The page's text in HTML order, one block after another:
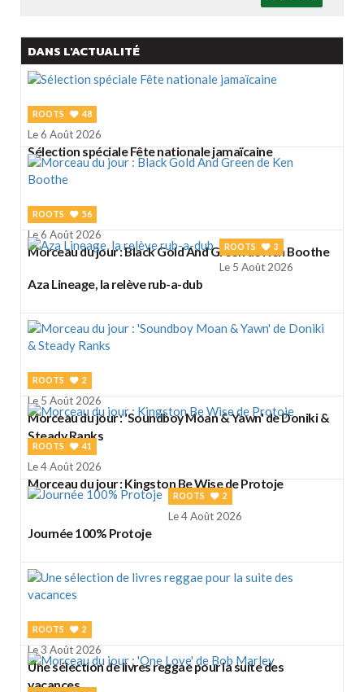
DANS L'ACTUALITÉ
ROOTS 48
Le 6 Août 2026
Sélection spéciale Fête nationale jamaïcaine
ROOTS 56
Le 6 Août 2026
Morceau du jour : Black Gold And Green de Ken Boothe
ROOTS 3
Le 5 Août 2026
Aza Lineage, la relève rub-a-dub
ROOTS 2
Le 5 Août 2026
Morceau du jour : 'Soundboy Moan & Yawn' de Doniki &
Steady Ranks
ROOTS 41
Le 4 Août 2026
Morceau du jour : Kingston Be Wise de Protoje
ROOTS 2
Le 4 Août 2026
Journée 100% Protoje
ROOTS 2
Le 3 Août 2026
Une sélection de livres reggae pour la suite des
vacances